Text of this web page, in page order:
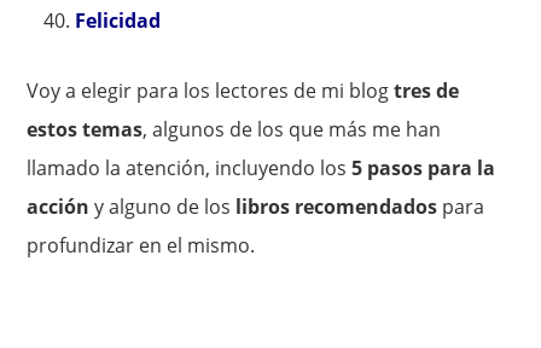
Felicidad
Voy a elegir para los lectores de mi blogtres de
estos temas, algunos de los que más me han
llamado la atención, incluyendo los5 pasos para la
acción y alguno de los libros recomendados para
profundizar en el mismo.